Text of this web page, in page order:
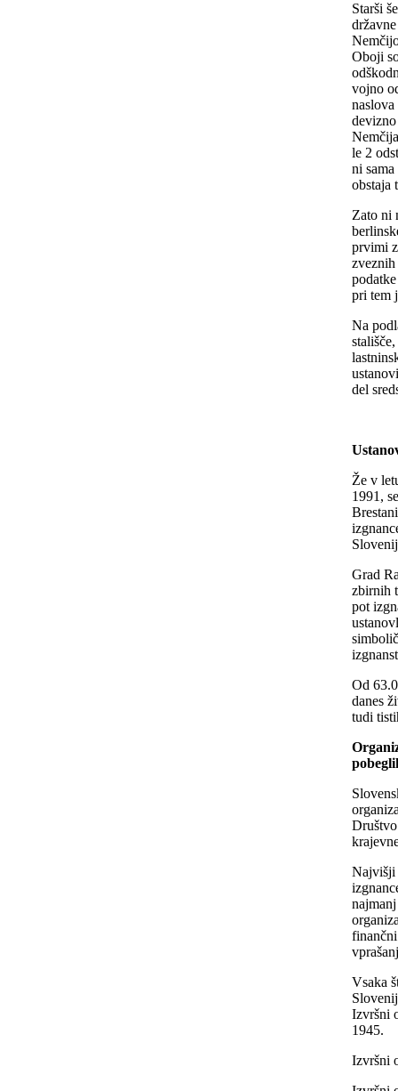
Starši
Oboji
vojno
le 2
ni
obstaja
Zato ni
prvimi
pri tem
Na
del
Že v
1991,
Grad
zbirnih
pot
Od
danes
tudi
Najvišji
Vsaka
Izvršni
1945.
Izvršni